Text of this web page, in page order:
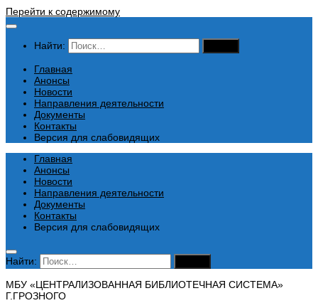
Перейти к содержимому
Найти:
Главная
Анонсы
Новости
Направления деятельности
Документы
Контакты
Версия для слабовидящих
Главная
Анонсы
Новости
Направления деятельности
Документы
Контакты
Версия для слабовидящих
Найти:
МБУ «ЦЕНТРАЛИЗОВАННАЯ БИБЛИОТЕЧНАЯ СИСТЕМА»
Г.ГРОЗНОГО